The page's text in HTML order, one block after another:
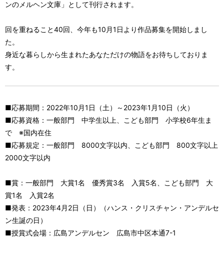
ンのメルヘン文庫」として刊行されます。
回を重ねること40回、今年も10月1日より作品募集を開始しまし
た。
身近な暮らしから生まれたあなただけの物語をお待ちしておりま
す。
■応募期間：2022年10月1日（土）～2023年1月10日（火）
■応募資格：一般部門 中学生以上、こども部門 小学校6年生ま
で ※国内在住
■応募規定：一般部門 8000文字以内、こども部門 800文字以上
2000文字以内
■賞：一般部門 大賞1名 優秀賞3名 入賞5名、こども部門 大
賞1名 入賞2名
■発表：2023年4月2日（日）（ハンス・クリスチャン・アンデルセ
ン生誕の日）
■授賞式会場：広島アンデルセン 広島市中区本通7-1